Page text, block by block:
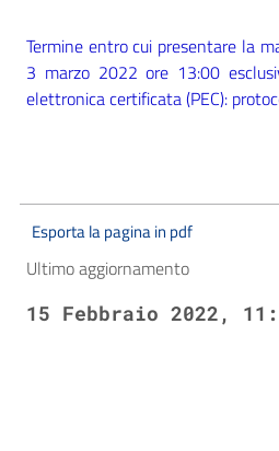
Termine entro cui presentare la
3 marzo 2022 ore 13:00
elettronica certificata (PEC):
Esporta la pagina in pdf
Ultimo aggiornamento
15 Febbraio 2022,